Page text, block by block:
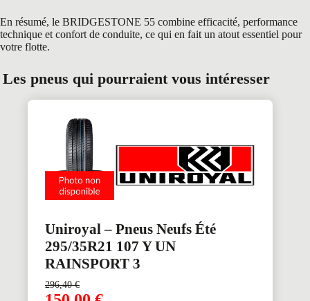
En résumé, le BRIDGESTONE 55 combine efficacité, performance
technique et confort de conduite, ce qui en fait un atout essentiel pour
votre flotte.
Les pneus qui pourraient vous intéresser
Uniroyal – Pneus Neufs Été
295/35R21 107 Y UN
RAINSPORT 3
296,40€